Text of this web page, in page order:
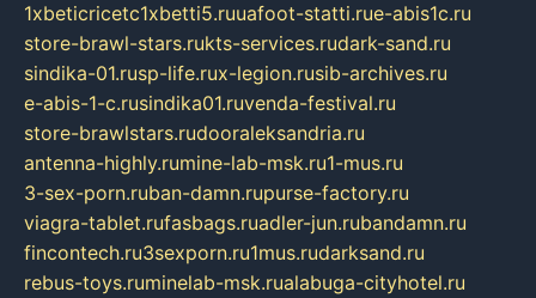
1xbeticricetc1xbetti5.ruuafoot-statti.rue-abis1c.ru
store-brawl-stars.rukts-services.rudark-sand.ru
sindika-01.rusp-life.rux-legion.rusib-archives.ru
e-abis-1-c.rusindika01.ruvenda-festival.ru
store-brawlstars.rudooraleksandria.ru
antenna-highly.rumine-lab-msk.ru1-mus.ru
3-sex-porn.ruban-damn.rupurse-factory.ru
viagra-tablet.rufasbags.ruadler-jun.rubandamn.ru
fincontech.ru3sexporn.ru1mus.rudarksand.ru
rebus-toys.ruminelab-msk.rualabuga-cityhotel.ru